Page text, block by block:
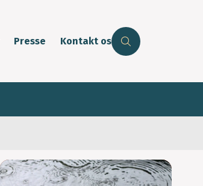
Presse Kontakt os